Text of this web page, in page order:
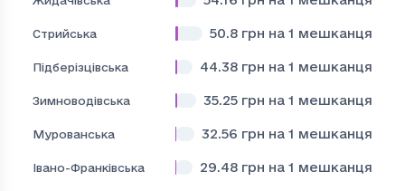
Стрийська 50.8 грн на 1 мешканця
Підберізцівська 44.38 грн на 1 мешканця
Зимноводівська 35.25 грн на 1 мешканця
Мурованська 32.56 грн на 1 мешканця
Івано-Франківська 29.48 грн на 1 мешканця